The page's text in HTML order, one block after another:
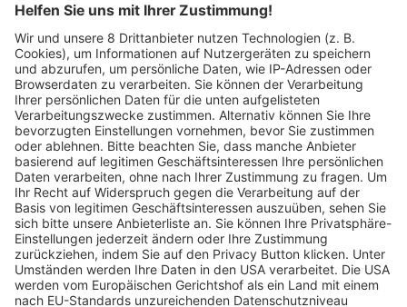
Soll sich Freiburg für eine Landes- oder